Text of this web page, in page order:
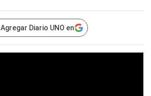
Agregar Diario UNO en